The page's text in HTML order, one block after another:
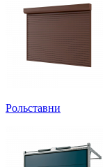
Рольставни